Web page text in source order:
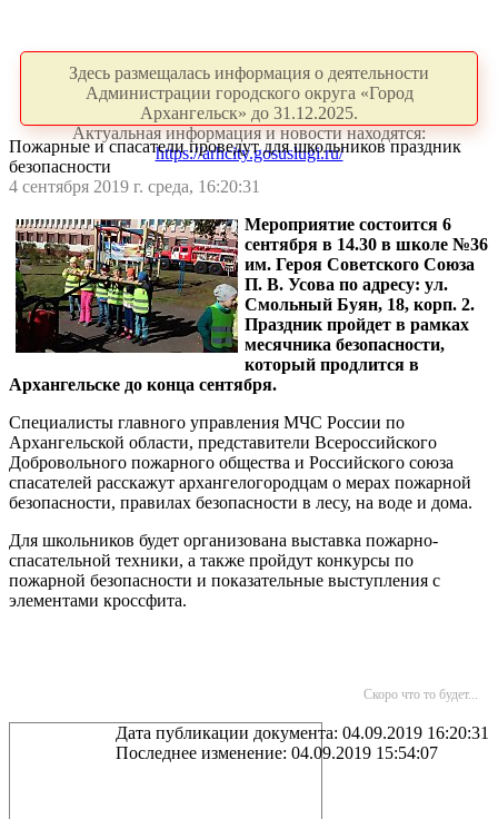
Здесь размещалась информация о деятельности
Администрации городского округа «Город
Архангельск» до 31.12.2025.
Актуальная информация и новости находятся:
https://arhcity.gosuslugi.ru/
Пожарные и спасатели проведут для школьников праздник
безопасности
4 сентября 2019 г. среда, 16:20:31
Мероприятие состоится 6
сентября в 14.30 в школе №36
им. Героя Советского Союза
П. В. Усова по адресу: ул.
Смольный Буян, 18, корп. 2.
Праздник пройдет в рамках
месячника безопасности,
который продлится в
Архангельске до конца сентября.
Специалисты главного управления МЧС России по
Архангельской области, представители Всероссийского
Добровольного пожарного общества и Российского союза
спасателей расскажут архангелогородцам о мерах пожарной
безопасности, правилах безопасности в лесу, на воде и дома.
Для школьников будет организована выставка пожарно-
спасательной техники, а также пройдут конкурсы по
пожарной безопасности и показательные выступления с
элементами кроссфита.
Скоро что то будет...
Дата публикации документа: 04.09.2019 16:20:31
Последнее изменение: 04.09.2019 15:54:07